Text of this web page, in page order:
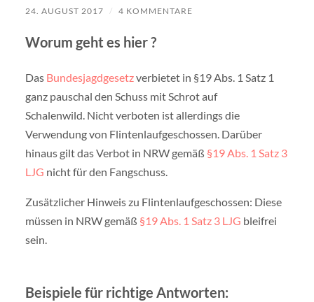
24. AUGUST 2017 / 4 KOMMENTARE
Worum geht es hier ?
Das Bundesjagdgesetzverbietet in §19 Abs. 1 Satz 1
ganz pauschal den Schuss mit Schrot auf
Schalenwild. Nicht verboten ist allerdings die
Verwendung von Flintenlaufgeschossen. Darüber
hinaus gilt das Verbot in NRW gemäß §19 Abs. 1 Satz 3
LJG nicht für den Fangschuss.
Zusätzlicher Hinweis zu Flintenlaufgeschossen: Diese
müssen in NRW gemäß §19 Abs. 1 Satz 3 LJG bleifrei
sein.
Beispiele für richtige Antworten: